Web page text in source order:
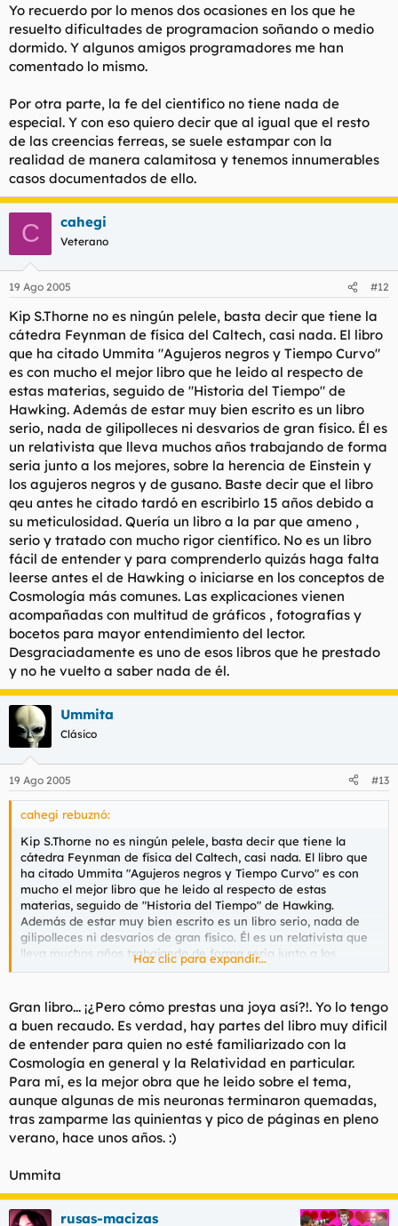
Yo recuerdo por lo menos dos ocasiones en los que he
resuelto dificultades de programacion soñando o medio
dormido. Y algunos amigos programadores me han
comentado lo mismo.
Por otra parte, la fe del cientifico no tiene nada de
especial. Y con eso quiero decir que al igual que el resto
de las creencias ferreas, se suele estampar con la
realidad de manera calamitosa y tenemos innumerables
casos documentados de ello.
C cahegi
Veterano
19 Ago 2005 #12
Kip S.Thorne no es ningún pelele, basta decir que tiene la
cátedra Feynman de física del Caltech, casi nada. El libro
que ha citado Ummita "Agujeros negros y Tiempo Curvo"
es con mucho el mejor libro que he leido al respecto de
estas materias, seguido de "Historia del Tiempo" de
Hawking. Además de estar muy bien escrito es un libro
serio, nada de gilipolleces ni desvarios de gran físico. Él es
un relativista que lleva muchos años trabajando de forma
seria junto a los mejores, sobre la herencia de Einstein y
los agujeros negros y de gusano. Baste decir que el libro
qeu antes he citado tardó en escribirlo 15 años debido a
su meticulosidad. Quería un libro a la par que ameno ,
serio y tratado con mucho rigor científico. No es un libro
fácil de entender y para comprenderlo quizás haga falta
leerse antes el de Hawking o iniciarse en los conceptos de
Cosmología más comunes. Las explicaciones vienen
acompañadas con multitud de gráficos , fotografías y
bocetos para mayor entendimiento del lector.
Desgraciadamente es uno de esos libros que he prestado
y no he vuelto a saber nada de él.
Ummita
Clásico
19 Ago 2005 #13
cahegi rebuznó:
Kip S.Thorne no es ningún pelele, basta decir que tiene la
cátedra Feynman de física del Caltech, casi nada. El libro que
ha citado Ummita "Agujeros negros y Tiempo Curvo" es con
mucho el mejor libro que he leido al respecto de estas
materias, seguido de "Historia del Tiempo" de Hawking.
Además de estar muy bien escrito es un libro serio, nada de
gilipolleces ni desvarios de gran físico. Él es un relativista que
lleva muchos años trabajando de forma seria junto a los
mejores, sobre la herencia de Einstein y los agujeros negros y
en escribirlo 15 años debido a su meticulosidad. Quería un libro
a la par que ameno , serio y tratado con mucho rigor científico.
No es un libro fácil de entender y para comprenderlo quizás
haga falta leerse antes el de Hawking o iniciarse en los
conceptos de Cosmología más comunes. Las explicaciones
vienen acompañadas con multitud de gráficos , fotografías y
bocetos para mayor entendimiento del lector.
Desgraciadamente es uno de esos libros que he prestado y no
he vuelto a saber nada de él.
Haz clic para expandir...
Gran libro... ¡¿Pero cómo prestas una joya así?!. Yo lo tengo
a buen recaudo. Es verdad, hay partes del libro muy dificil
de entender para quien no esté familiarizado con la
Cosmología en general y la Relatividad en particular.
Para mí, es la mejor obra que he leido sobre el tema,
aunque algunas de mis neuronas terminaron quemadas,
tras zamparme las quinientas y pico de páginas en pleno
verano, hace unos años. :)
Ummita
rusas-macizas